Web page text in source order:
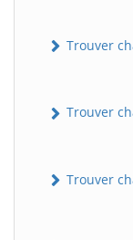
Trouver
Trouver
Trouver